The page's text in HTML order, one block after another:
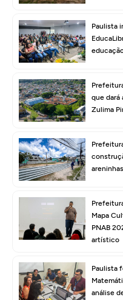
Paulista
que dará
Zulima
Mapa
PNAB
artístico
Paulista
análise